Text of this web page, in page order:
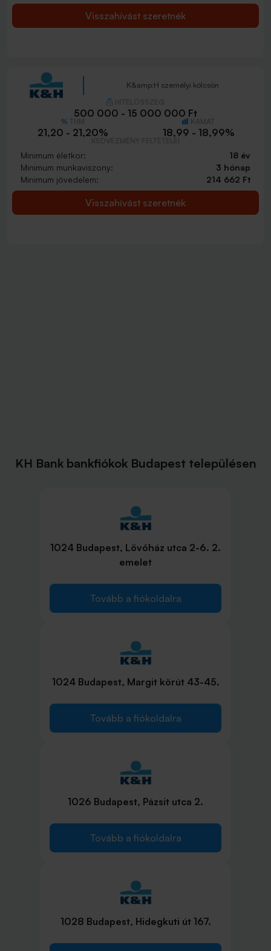
Visszahívást szeretnék
K&amp;H személyi kölcsön
500 000 - 15 000 000 Ft
21,20 - 21,20% 18,99 - 18,99%
Minimum életkor:
18 év
Minimum munkaviszony:
3 hónap
Minimum jövedelem:
214 662 Ft
Visszahívást szeretnék
KH Bank bankfiókok Budapest településen
1024 Budapest, Lövőház utca 2-6. 2.
emelet
Tovább a fiókoldalra
1024 Budapest, Margit körút 43-45.
Tovább a fiókoldalra
1026 Budapest, Pázsit utca 2.
Tovább a fiókoldalra
1028 Budapest, Hidegkuti út 167.